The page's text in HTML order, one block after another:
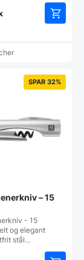
SPAR 32%
– 15
- 15
og elegant
stål…